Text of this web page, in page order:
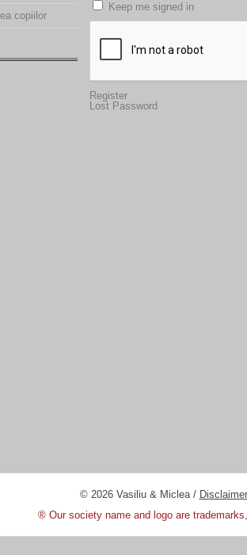
copiilor
Keep me signed in
Register
Lost Password
© 2026 Vasiliu & Miclea / Disclaimer
® Our society name and logo are